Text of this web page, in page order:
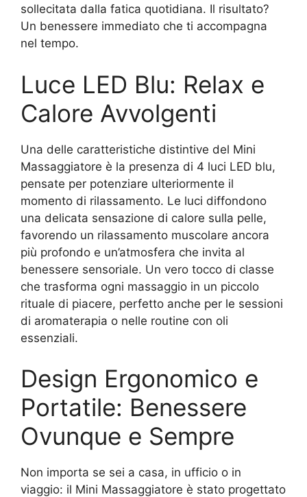
sollecitata dalla fatica quotidiana. Il risultato?
Un benessere immediato che ti accompagna
nel tempo.
Luce LED Blu: Relax e
Calore Avvolgenti
Una delle caratteristiche distintive del Mini
Massaggiatore è la presenza di 4 luci LED blu,
pensate per potenziare ulteriormente il
momento di rilassamento. Le luci diffondono
una delicata sensazione di calore sulla pelle,
favorendo un rilassamento muscolare ancora
più profondo e un’atmosfera che invita al
benessere sensoriale. Un vero tocco di classe
che trasforma ogni massaggio in un piccolo
rituale di piacere, perfetto anche per le sessioni
di aromaterapia o nelle routine con oli
essenziali.
Design Ergonomico e
Portatile: Benessere
Ovunque e Sempre
Non importa se sei a casa, in ufficio o in
viaggio: il Mini Massaggiatore è stato progettato